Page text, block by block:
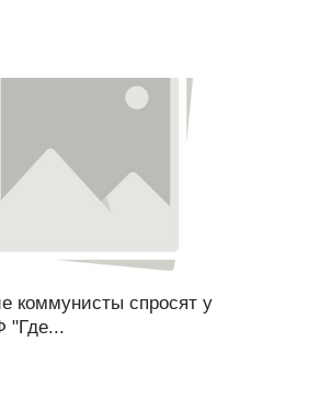
коммунисты спросят у
"Где...